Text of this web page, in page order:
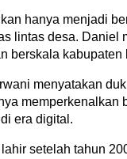
hanya menjadi
lintas desa. Daniel
berskala kabupaten
menyatakan
memperkenalkan
era digital.
setelah tahun